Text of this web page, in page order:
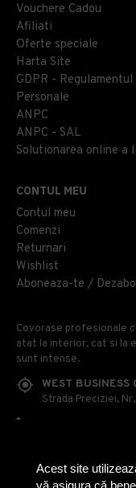
Acest site
Vouchere Cadou
Afiliati
Oferte speciale
Harta Site
GDPR -
Personale
ANPC
ANPC - SAL
Solutionarea online a
CONTUL MEU
Contul meu
Comenzi
Returnari
Wishlist
Aboneaza-te /
Covorase profesionale
atat la interior, cat si la
sunt intense.
WEST BUSINESS
Strada Preciziei,